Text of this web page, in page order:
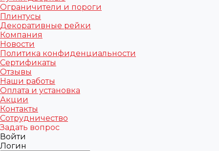
Ограничители и пороги
Плинтусы
Декоративные рейки
Компания
Новости
Политика конфиденциальности
Сертификаты
Отзывы
Наши работы
Оплата и установка
Акции
Контакты
Сотрудничество
Задать вопрос
Войти
Логин